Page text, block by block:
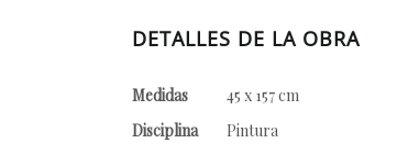
DETALLES DE LA OBRA
Medidas
45 x 157 cm
Disciplina
Pintura